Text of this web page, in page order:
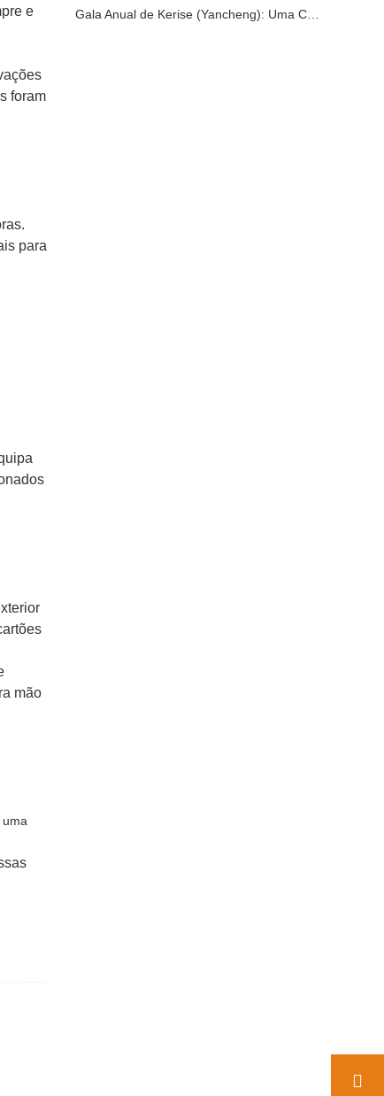
e
foram
para
mão
uma
Gala Anual de Kerise (Yancheng): Uma Celebração da Unidade, Reflexão e Visão